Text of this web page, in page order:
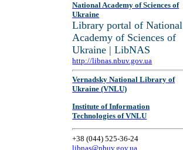
National Academy of Sciences of
Ukraine
Library portal of National
Academy of Sciences of
Ukraine | LibNAS
http://libnas.nbuv.gov.ua
Vernadsky National Library of
Ukraine (VNLU)
Institute of Information
Technologies of VNLU
+38 (044) 525-36-24
libnas@nbuv.gov.ua